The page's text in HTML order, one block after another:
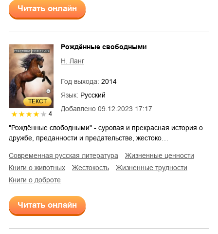
Читать онлайн
ТЕКСТ
4
Добавлено 09.12.2023 17:17
Рождённые свободными
Н. Ланг
Год выхода: 2014
Язык: Русский
"Рождённые свободными" - суровая и прекрасная история о
дружбе, преданности и предательстве, жестоко…
современная русская литература
жизненные ценности
книги о животных
жестокость
жизненные трудности
книги о доброте
Читать онлайн